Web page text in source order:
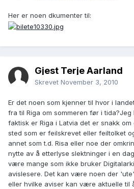
Her er noen dkumenter til:
Gjest Terje Aarland
Skrevet November 3, 2010
Er det noen som kjenner til hvor i
fra til Riga om sommeren før i
faktisk er Riga i Latvia det er snakk
sted som er feilskrevet eller feiltolket
annet som t.d. Risa eller noe der
nytte av å etterlyse slektninger i en
være mange som ikke bruker
avislesere. Det kan være noen der
eller hvilke aviser kan være aktuelle til